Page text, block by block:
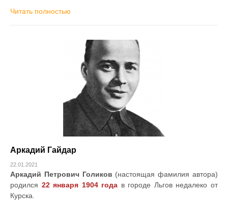
Читать полностью
Аркадий Гайдар
22.01.2021
Аркадий Петрович Голиков (настоящая фамилия автора)
родился 22 января 1904 года в городе Льгов недалеко от
Курска.